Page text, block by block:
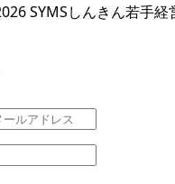
SYMSしんきん若手